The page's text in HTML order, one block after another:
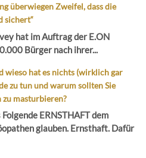
überwiegen Zweifel, dass die
sichert“
hat im Auftrag der E.ON
Bürger nach ihrer...
wieso hat es nichts (wirklich gar
zu tun und warum sollten Sie
zu masturbieren?
ERNSTHAFT dem
glauben. Ernsthaft. Dafür